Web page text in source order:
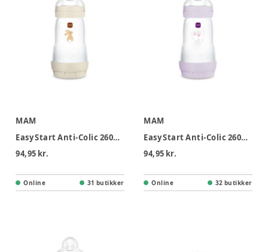
MAM
Easy Start Anti-Colic 260ml 1-pk Neutral
94,95 kr.
Online 31 butikker
MAM
Easy Start Anti-Colic 260ml 1-pk Pink
94,95 kr.
Online 32 butikker